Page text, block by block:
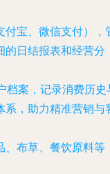
付宝、微信支付），
的日结报表和经营分
档案，记录消费历史
系，助力精准营销与
、布草、餐饮原料等